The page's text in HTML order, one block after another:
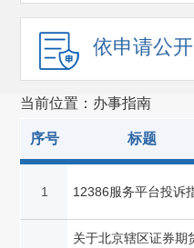
依申请公开
当前位置：办事指南
序号 标题
1 12386服务平台投诉
关于北京辖区证券期